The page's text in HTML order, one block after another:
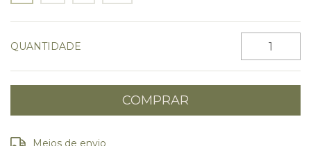
QUANTIDADE
Entregas para o CEP:
Meios de envio